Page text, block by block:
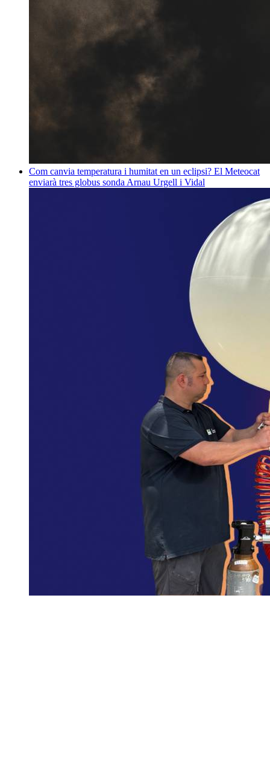
Com canvia temperatura i humitat en un eclipsi? El Meteocat
enviarà tres globus sonda Arnau Urgell i Vidal